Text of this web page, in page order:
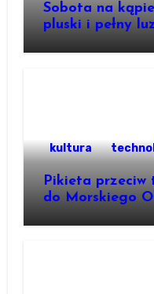
Sobota na
pluski i pełny
kultura
Pikieta przeciw
do Morskiego